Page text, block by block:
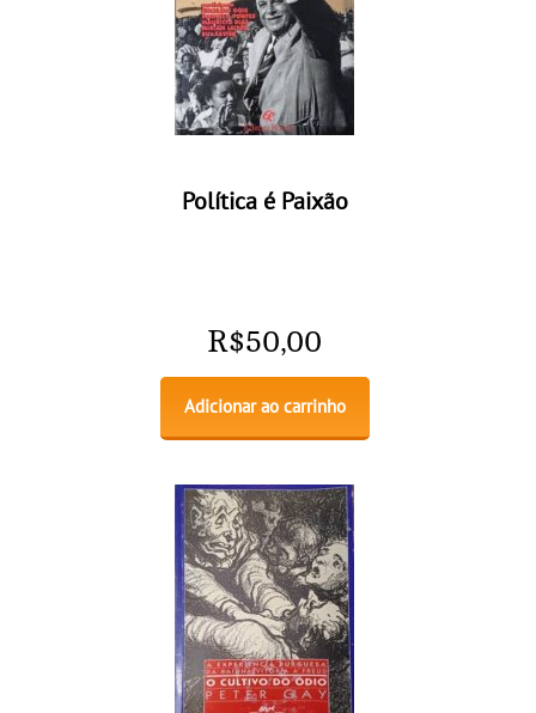
Política é Paixão
R$50,00
Adicionar ao carrinho